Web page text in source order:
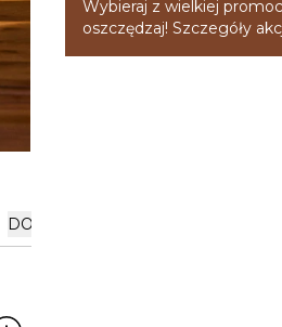
Wybieraj z wielkiej
oszczędzaj! Szczegóły
DOSTAWA I PŁATNOŚĆ